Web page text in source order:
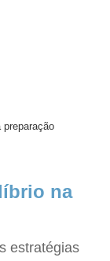
na
estratégias